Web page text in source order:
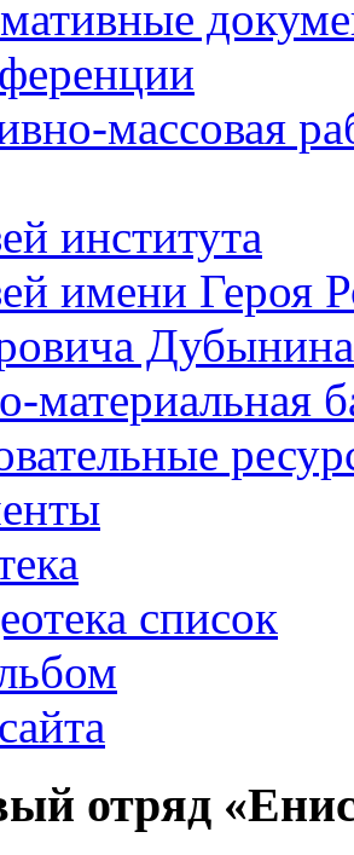
массовая
института
имени Героя
Дубынина
материальная
список
отряд